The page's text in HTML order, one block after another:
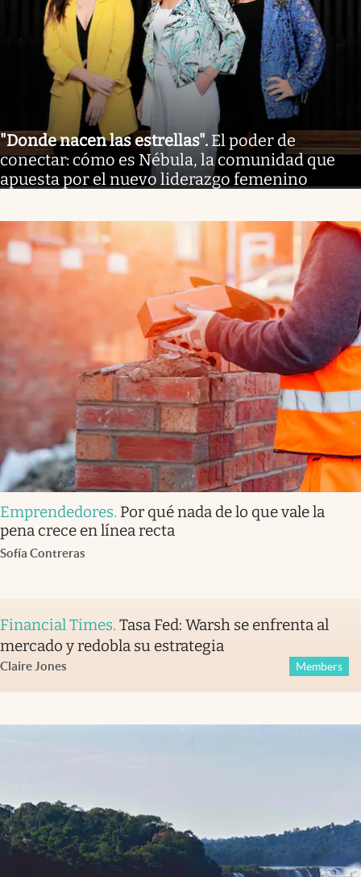
"Donde nacen las estrellas". El poder de
conectar: cómo es Nébula, la comunidad que
apuesta por el nuevo liderazgo femenino
Emprendedores. Por qué nada de lo que vale la
pena crece en línea recta
Sofía Contreras
Financial Times. Tasa Fed: Warsh se enfrenta al
mercado y redobla su estrategia
Claire Jones Members